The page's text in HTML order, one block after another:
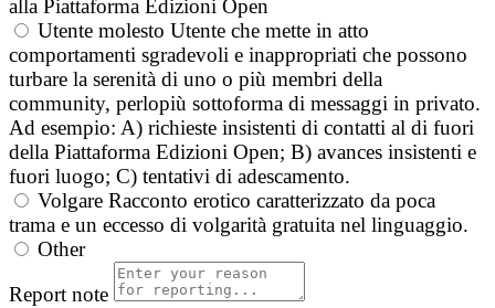
alla Piattaforma Edizioni Open
Utente molesto Utente che mette in atto
comportamenti sgradevoli e inappropriati che possono
turbare la serenità di uno o più membri della
community, perlopiù sottoforma di messaggi in privato.
Ad esempio: A) richieste insistenti di contatti al di fuori
della Piattaforma Edizioni Open; B) avances insistenti e
fuori luogo; C) tentativi di adescamento.
Volgare Racconto erotico caratterizzato da poca
trama e un eccesso di volgarità gratuita nel linguaggio.
Other
Report note